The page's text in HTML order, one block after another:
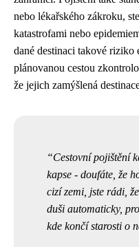
nebo lékařského zákroku,
katastrofami nebo
dané destinaci takové
plánovanou cestou
že jejich zamýšlená
Cestovní pojištění
kapse - doufáte, že
cizí zemi, jste rádi,
duši automaticky,
kde končí starosti o